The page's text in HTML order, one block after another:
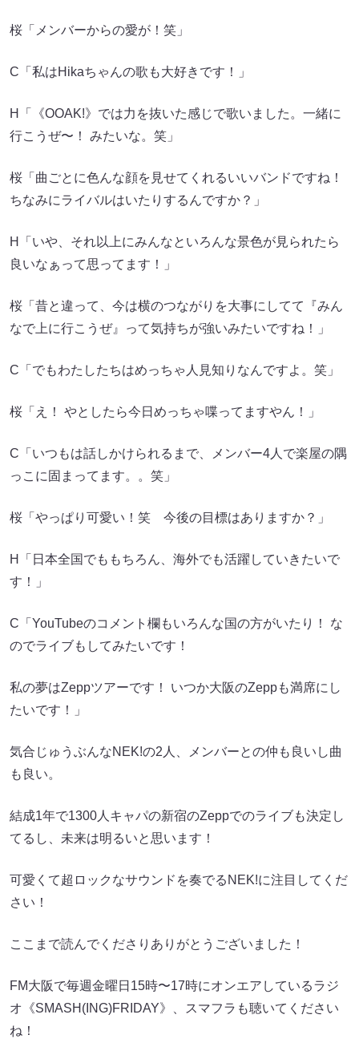
桜「メンバーからの愛が！笑」
C「私はHikaちゃんの歌も大好きです！」
H「《OOAK!》では力を抜いた感じで歌いました。一緒に
行こうぜ〜！ みたいな。笑」
桜「曲ごとに色んな顔を見せてくれるいいバンドですね！
ちなみにライバルはいたりするんですか？」
H「いや、それ以上にみんなといろんな景色が見られたら
良いなぁって思ってます！」
桜「昔と違って、今は横のつながりを大事にしてて『みん
なで上に行こうぜ』って気持ちが強いみたいですね！」
C「でもわたしたちはめっちゃ人見知りなんですよ。笑」
桜「え！ やとしたら今日めっちゃ喋ってますやん！」
C「いつもは話しかけられるまで、メンバー4人で楽屋の隅
っこに固まってます。。笑」
桜「やっぱり可愛い！笑 今後の目標はありますか？」
H「日本全国でももちろん、海外でも活躍していきたいで
す！」
C「YouTubeのコメント欄もいろんな国の方がいたり！ な
のでライブもしてみたいです！
私の夢はZeppツアーです！ いつか大阪のZeppも満席にし
たいです！」
気合じゅうぶんなNEK!の2人、メンバーとの仲も良いし曲
も良い。
結成1年で1300人キャパの新宿のZeppでのライブも決定し
てるし、未来は明るいと思います！
可愛くて超ロックなサウンドを奏でるNEK!に注目してくだ
さい！
ここまで読んでくださりありがとうございました！
FM大阪で毎週金曜日15時〜17時にオンエアしているラジ
オ《SMASH(ING)FRIDAY》、スマフラも聴いてください
ね！